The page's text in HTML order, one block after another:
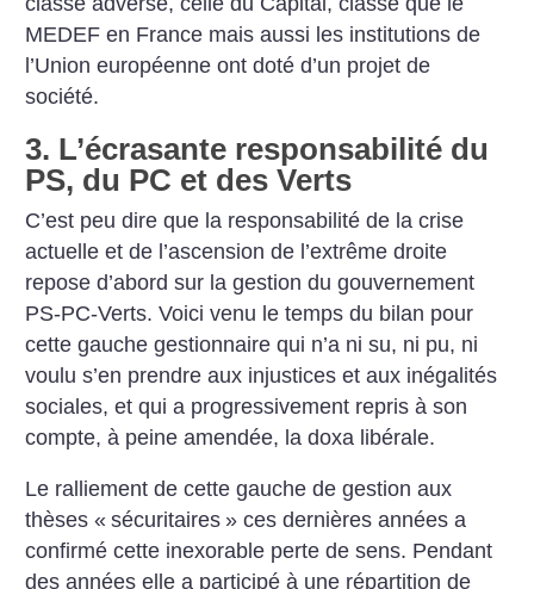
MEDEF en France mais aussi les institutions de
l’Union européenne ont doté d’un projet de
société.
3. L’écrasante responsabilité du
PS, du PC et des Verts
C’est peu dire que la responsabilité de la crise
actuelle et de l’ascension de l’extrême droite
repose d’abord sur la gestion du gouvernement
PS-PC-Verts. Voici venu le temps du bilan pour
cette gauche gestionnaire qui n’a ni su, ni pu, ni
voulu s’en prendre aux injustices et aux inégalités
sociales, et qui a progressivement repris à son
compte, à peine amendée, la doxa libérale.
Le ralliement de cette gauche de gestion aux
thèses « sécuritaires » ces dernières années a
confirmé cette inexorable perte de sens. Pendant
des années elle a participé à une répartition de